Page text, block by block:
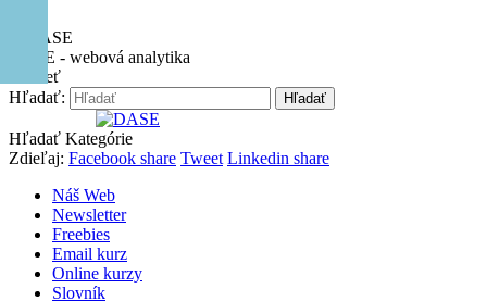
DASE - webová analytika
Zavrieť
Hľadať:
Hľadať
Hľadať Kategórie
Zdieľaj: Facebook share Tweet Linkedin share
Náš Web
Newsletter
Freebies
Email kurz
Online kurzy
Slovník